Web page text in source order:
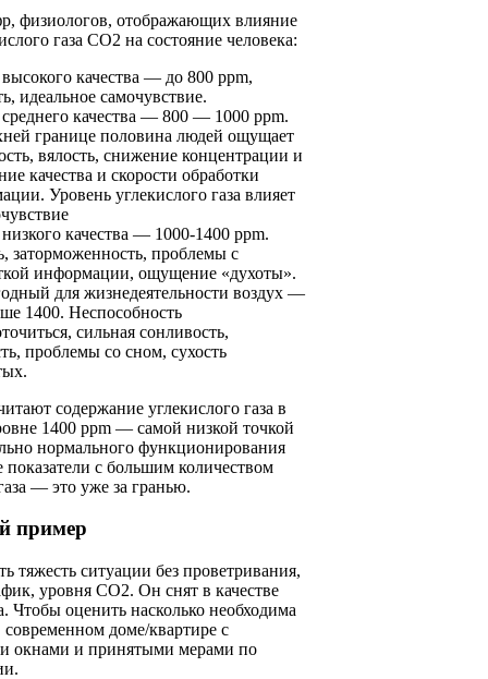
физиологов, отображающих влияние
газа CO2 на состояние человека:
качества — до 800 ppm,
идеальное самочувствие.
качества — 800 — 1000 ppm.
границе половина людей ощущает
вялость, снижение концентрации и
качества и скорости обработки
Уровень углекислого газа влияет
качества — 1000-1400 ppm.
заторможенность, проблемы с
информации, ощущение «духоты».
для жизнедеятельности воздух —
1400. Неспособность
сильная сонливость,
проблемы со сном, сухость
содержание углекислого газа в
1400 ppm — самой низкой точкой
нормального функционирования
показатели с большим количеством
— это уже за гранью.
пример
тяжесть ситуации без проветривания,
уровня CO2. Он снят в качестве
Чтобы оценить насколько необходима
современном доме/квартире с
окнами и принятыми мерами по